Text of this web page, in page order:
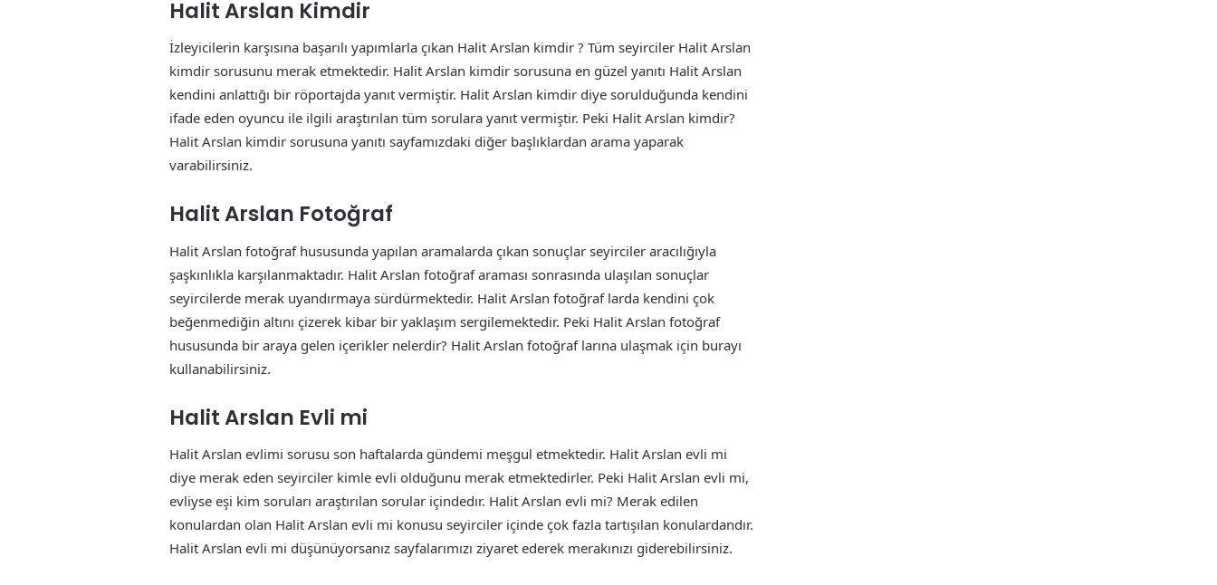
Halit Arslan Kimdir
İzleyicilerin karşısına başarılı yapımlarla çıkan Halit Arslan kimdir ? Tüm seyirciler Halit Arslan
kimdir sorusunu merak etmektedir. Halit Arslan kimdir sorusuna en güzel yanıtı Halit Arslan
kendini anlattığı bir röportajda yanıt vermiştir. Halit Arslan kimdir diye sorulduğunda kendini
ifade eden oyuncu ile ilgili araştırılan tüm sorulara yanıt vermiştir. Peki Halit Arslan kimdir?
Halit Arslan kimdir sorusuna yanıtı sayfamızdaki diğer başlıklardan arama yaparak
varabilirsiniz.
Halit Arslan Fotoğraf
Halit Arslan fotoğraf hususunda yapılan aramalarda çıkan sonuçlar seyirciler aracılığıyla
şaşkınlıkla karşılanmaktadır. Halit Arslan fotoğraf araması sonrasında ulaşılan sonuçlar
seyircilerde merak uyandırmaya sürdürmektedir. Halit Arslan fotoğraf larda kendini çok
beğenmediğin altını çizerek kibar bir yaklaşım sergilemektedir. Peki Halit Arslan fotoğraf
hususunda bir araya gelen içerikler nelerdir? Halit Arslan fotoğraf larına ulaşmak için burayı
kullanabilirsiniz.
Halit Arslan Evli mi
Halit Arslan evlimi sorusu son haftalarda gündemi meşgul etmektedir. Halit Arslan evli mi
diye merak eden seyirciler kimle evli olduğunu merak etmektedirler. Peki Halit Arslan evli mi,
evliyse eşi kim soruları araştırılan sorular içindedır. Halit Arslan evli mi? Merak edilen
konulardan olan Halit Arslan evli mi konusu seyirciler içinde çok fazla tartışılan konulardandır.
Halit Arslan evli mi düşünüyorsanız sayfalarımızı ziyaret ederek merakınızı giderebilirsiniz.